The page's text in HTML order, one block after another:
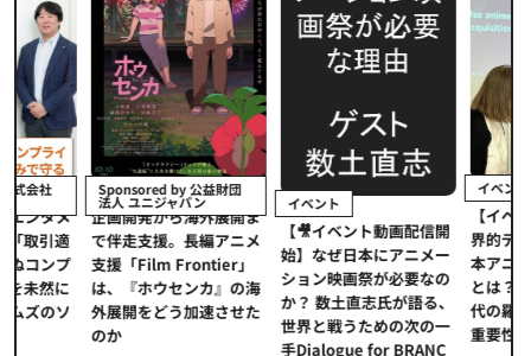
Sponsored by 公益財団
法人 ユニジャパン
企画開発から海外展開ま
で伴走支援。長編アニメ
支援「Film Frontier」
は、『ホウセンカ』の海
外展開をどう加速させた
【🎥イベント動画配信開
始】なぜ日本にアニメー
ション映画祭が必要なの
か？ 数土直志氏が語る、
世界と戦うための次の一
手Dialogue for BRANC
イベント
【イベントレポ
界的データ企業
本アニメの「真
とは？ストリー
代の羅針盤「デ
重要性